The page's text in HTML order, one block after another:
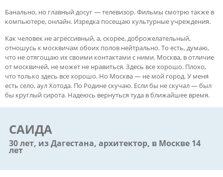
Банально, но главный досуг — телевизор. Фильмы смотрю также в
компьютере, онлайн. Изредка посещаю культурные учреждения.
Как человек не агрессивный, а, скорее, доброжелательный,
отношусь к москвичам обоих полов нейтрально. То есть, думаю,
что не отягощаю их своими контактами с ними. Москва, в отличие
от москвичей, не может не нравиться. Здесь все хорошо. Плохо,
что только здесь все хорошо. Но Москва — не мой город. У меня
есть село, аул Хотода. По Родине скучаю. Если бы не скучал — был
бы круглый сирота. Надеюсь вернуться туда в ближайшее время.
САИДА
30 лет, из Дагестана, архитектор, в Москве 14
лет